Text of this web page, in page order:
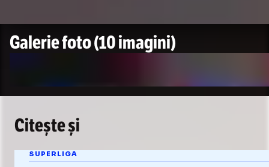
Galerie foto(10 imagini)
Citește și
SUPERLIGA